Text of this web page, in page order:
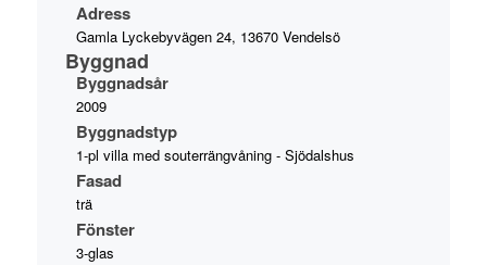
Adress
Gamla Lyckebyvägen 24, 13670 Vendelsö
Byggnad
Byggnadsår
2009
Byggnadstyp
1-pl villa med souterrängvåning - Sjödalshus
Fasad
trä
Fönster
3-glas